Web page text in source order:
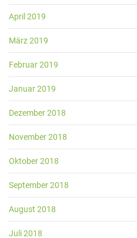
April 2019
März 2019
Februar 2019
Januar 2019
Dezember 2018
November 2018
Oktober 2018
September 2018
August 2018
Juli 2018